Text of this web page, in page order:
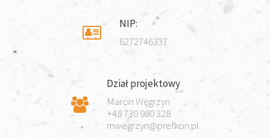
NIP:
6272746337
Dział projektowy
Marcin Węgrzyn
+48 730 980 328
mwegrzyn@prefkon.pl